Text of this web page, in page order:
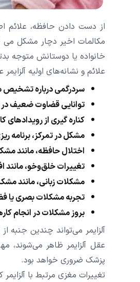
از دست دادن حافظه، علائم
مکالمات اخیر دچار مشکل می
خانواده یا دوستانش متوجه
علائم و نشانه‌های اولیه آلزایمر
سردرگمی درباره تشخیص
توانایی قضاوت ضعیف
کناره گیری از رویدادهای
مشکل در تمرکز، برنامه
اختلال حافظه، مانند
تغییرات خلق‌و‌خو، مانند
مشکلات زبانی، مانند
تجربه مشکلات بصری یا
بروز مشکلات در انجام
آلزایمر می‌تواند چندین جنبه
عقل آلزایمر ظاهر می‌شوند،
پزشک ضروری خواهد بود.
تغییرات مغزی مرتبط با